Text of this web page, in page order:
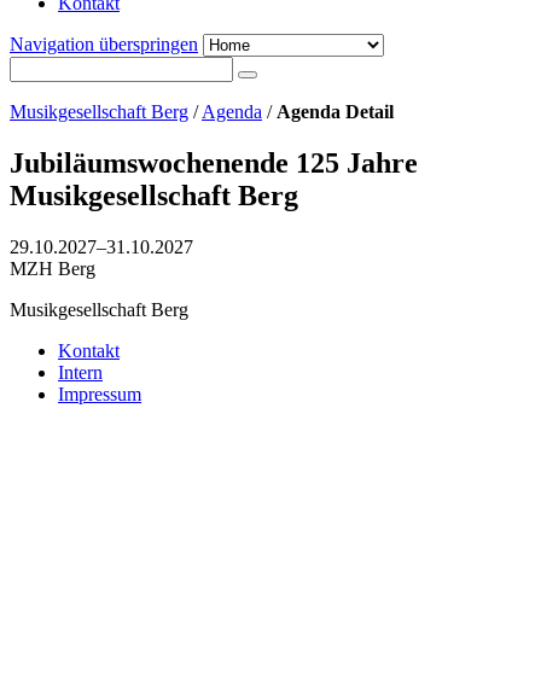
Navigation überspringen
Musikgesellschaft Berg /Agenda / Agenda Detail
Jubiläumswochenende 125 Jahre
Musikgesellschaft Berg
29.10.2027–31.10.2027
MZH Berg
Musikgesellschaft Berg
Kontakt
Intern
Impressum